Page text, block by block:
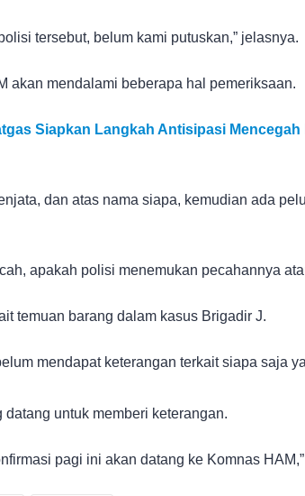
tersebut, belum kami putuskan,” jelasnya.
akan mendalami beberapa hal pemeriksaan.
Siapkan Langkah Antisipasi Mencegah
dan atas nama siapa, kemudian ada
apakah polisi menemukan pecahannya
temuan barang dalam kasus Brigadir J.
mendapat keterangan terkait siapa saja
untuk memberi keterangan.
pagi ini akan datang ke Komnas